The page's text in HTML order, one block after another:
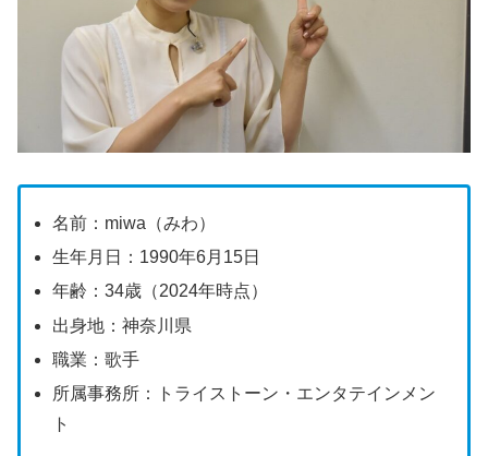
名前：miwa（みわ）
生年月日：1990年6月15日
年齢：34歳（2024年時点）
出身地：神奈川県
職業：歌手
所属事務所：トライストーン・エンタテインメン
ト